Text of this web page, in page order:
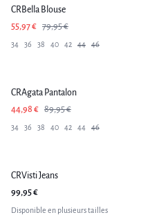
CRBella Blouse
55,97 € 79,95 €
34 36 38 40 42 44 46
CRAgata Pantalon
44,98 € 89,95 €
34 36 38 40 42 44 46
Nouveautés
CRVisti Jeans
99,95 €
Disponible en plusieurs tailles